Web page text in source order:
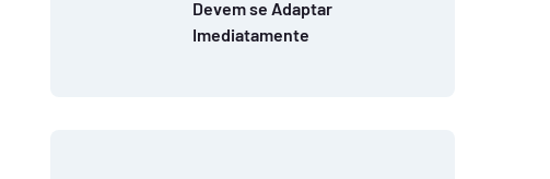
Devem se Adaptar
Imediatamente